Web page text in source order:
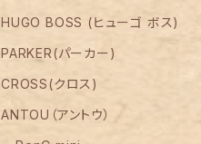
HUGO BOSS (ヒューゴ ボス)
PARKER(パーカー)
CROSS(クロス)
ANTOU（アントウ）